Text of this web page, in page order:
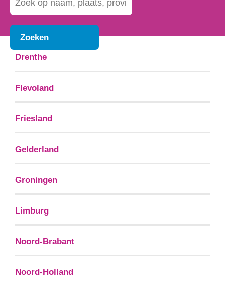
Zoeken
Drenthe
Flevoland
Friesland
Gelderland
Groningen
Limburg
Noord-Brabant
Noord-Holland